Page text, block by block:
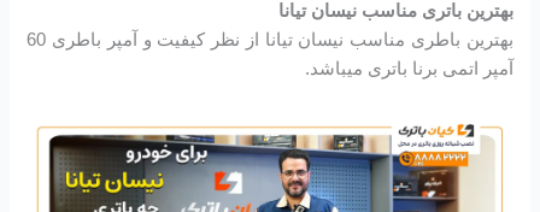
بهترین باتری مناسب نیسان تیانا
بهترین باطری مناسب نیسان تیانا از نظر کیفیت و آمپر باطری 60
آمپر اتمی برنا باتری میباشد.